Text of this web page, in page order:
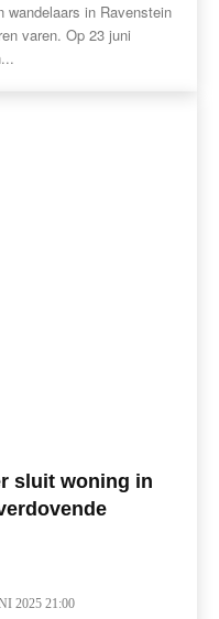
wandelaars in Ravenstein
varen. Op 23 juni
sluit woning in
2025 21:00